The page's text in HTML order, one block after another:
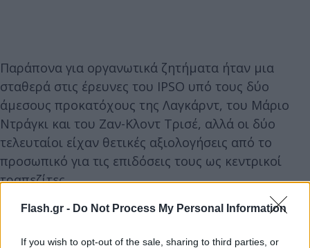
Flash.gr - Do Not Process My Personal Information
If you wish to opt-out of the sale, sharing to third parties, or
Παράπονα για οργανωτικά ζητήματα ήταν μια
σταθερά στις έρευνες του IPSO υπό τους δύο
άμεσους προκατόχους της Λαγκάρντ, του Μάριο
Ντράγκι και του Ζαν-Κλοντ Τρισέ, αλλά οι δύο
τελευταίοι είχαν θετικές αξιολογήσεις από το
προσωπικό για τις επιδόσεις τους ως κεντρικοί
τραπεζίτες.
1.100 ερωτηθέντων στην έρευνα πιστεύει ότι η